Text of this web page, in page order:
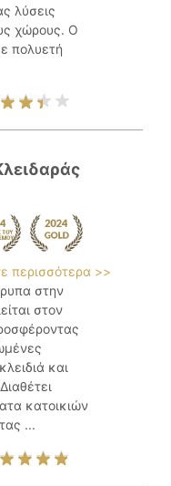
λύσεις
χώρους. Ο
πολυετή
περισσότερα >>
στην
στον
και
κατοικιών
...